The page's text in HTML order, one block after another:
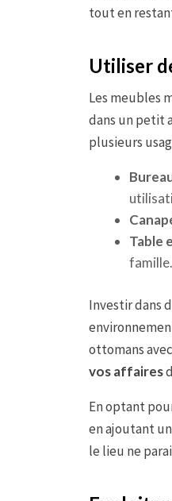
tout en
Utiliser
Les meubles
dans un petit
plusieurs
Table
famille.
Investir dans
ottomans
vos affaires
En optant
en ajoutant
le lieu ne